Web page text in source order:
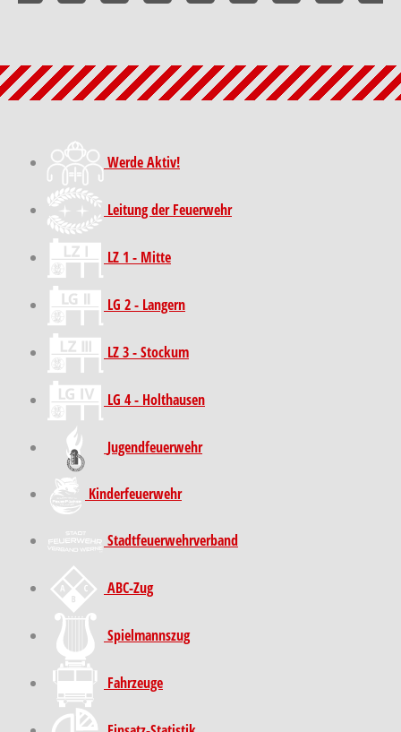
Werde Aktiv!
Leitung der Feuerwehr
LZ 1 - Mitte
LG 2 - Langern
LZ 3 - Stockum
LG 4 - Holthausen
Jugendfeuerwehr
Kinder­feuer­wehr
Stadt­feuer­wehr­verband
ABC-Zug
Spielmannszug
Fahrzeuge